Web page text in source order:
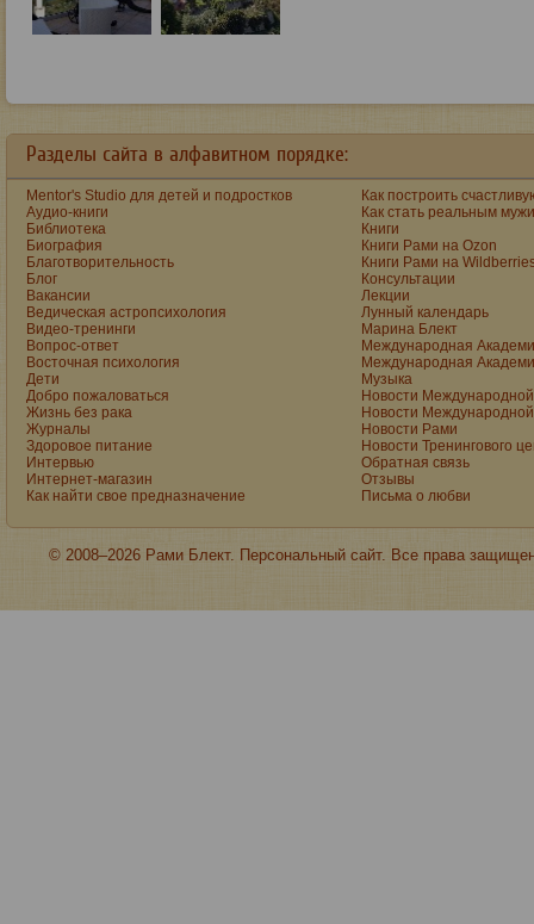
Разделы сайта в алфавитном порядке:
Mentor's Studio для детей и подростков
Аудио-книги
Библиотека
Биография
Благотворительность
Блог
Вакансии
Ведическая астропсихология
Видео-тренинги
Вопрос-ответ
Восточная психология
Дети
Добро пожаловаться
Жизнь без рака
Журналы
Здоровое питание
Интервью
Интернет-магазин
Как найти свое предназначение
Как построить
Как стать реальным
Книги
Книги Рами на Ozon
Книги Рами на
Консультации
Лекции
Лунный календарь
Марина Блект
Международная
Международная
Музыка
Новости
Новости
Новости Рами
Новости Тренингового
Обратная связь
Отзывы
Письма о любви
© 2008–2026 Рами Блект. Персональный сайт. Все права